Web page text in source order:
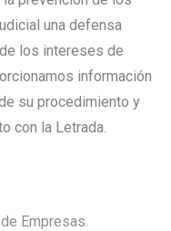
una defensa
los intereses de
información
su procedimiento y
con la Letrada.
Empresas.